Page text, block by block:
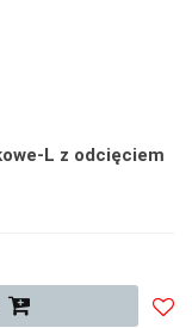
L z odcięciem